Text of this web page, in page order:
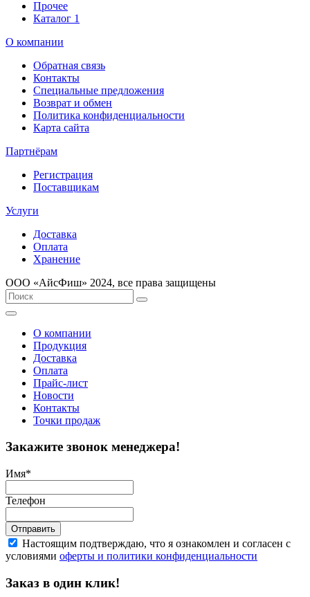
Прочее
Каталог 1
О компании
Обратная связь
Контакты
Специальные предложения
Возврат и обмен
Политика конфиденциальности
Карта сайта
Партнёрам
Регистрация
Поставщикам
Услуги
Доставка
Оплата
Хранение
ООО «AйсФиш» 2024, все права защищены
О компании
Продукция
Доставка
Оплата
Прайс-лист
Новости
Контакты
Точки продаж
Закажите звонок менеджера!
Имя*
Телефон
Отправить
Настоящим подтверждаю, что я ознакомлен и согласен с
условиями оферты и политики конфиденциальности
Заказ в один клик!